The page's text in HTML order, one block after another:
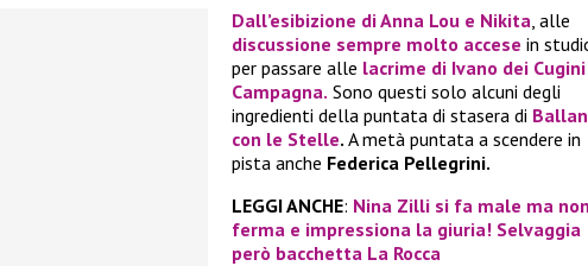
Dall’esibizione di Anna Lou e Nikita , alle
discussione sempre molto accese in
per passare alle lacrime di Ivano dei
Campagna. Sono questi solo alcuni degli
ingredienti della puntata di stasera di
con le Stelle. A metà puntata a scendere in
pista anche Federica Pellegrini.
LEGGI ANCHE: Nina Zilli si fa male ma
ferma e impressiona la giuria! Selvaggia
però bacchetta La Rocca